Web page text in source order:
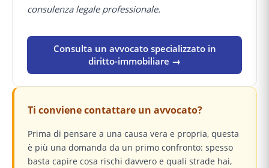
consulenza legale professionale.
Consulta un avvocato specializzato in
diritto-immobiliare →
Ti conviene contattare un avvocato?
Prima di pensare a una causa vera e propria, questa
è più una domanda da un primo confronto: spesso
basta capire cosa rischi davvero e quali strade hai,